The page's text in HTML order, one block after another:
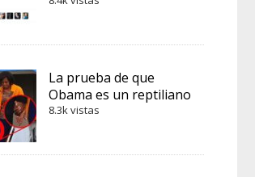
La prueba de que
Obama es un reptiliano
8.3k vistas